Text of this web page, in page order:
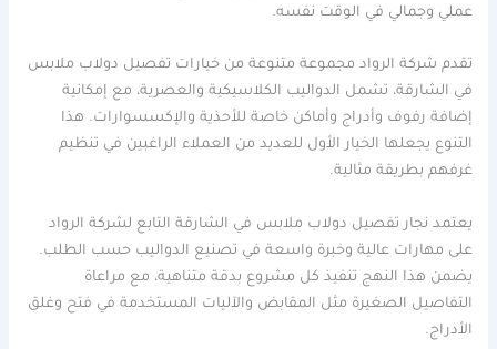
عملي وجمالي في الوقت نفسه.
تقدم شركة الرواد مجموعة متنوعة من خيارات تفصيل دولاب ملابس
في الشارقة، تشمل الدواليب الكلاسيكية والعصرية، مع إمكانية
إضافة رفوف وأدراج وأماكن خاصة للأحذية والإكسسوارات. هذا
التنوع يجعلها الخيار الأول للعديد من العملاء الراغبين في تنظيم
غرفهم بطريقة مثالية.
يعتمد نجار تفصيل دولاب ملابس في الشارقة التابع لشركة الرواد
على مهارات عالية وخبرة واسعة في تصنيع الدواليب حسب الطلب.
يضمن هذا النهج تنفيذ كل مشروع بدقة متناهية، مع مراعاة
التفاصيل الصغيرة مثل المقابض والآليات المستخدمة في فتح وغلق
الأدراج.